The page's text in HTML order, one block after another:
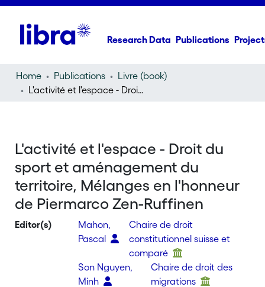
Research Data Publications
Home Publications
Livre (book)
L'activité et l'espace - Droit du sport et aménagement du territoire, Mélanges en l'honneur de Piermarco Zen-Ruffinen
L'activité et l'espace - Droit du
sport et aménagement du
territoire, Mélanges en l'honneur
de Piermarco Zen-Ruffinen
Editor(s)
Mahon,
Pascal
Chaire de droit
constitutionnel suisse et
comparé
Son Nguyen,
Minh
Chaire de droit des
migrations